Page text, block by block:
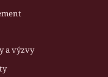
a výzvy